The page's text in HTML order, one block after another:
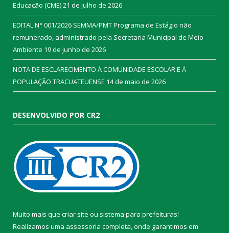
Educação (CME)21 de julho de 2026
EDITAL N° 001/2026 SEMMA/PMT Programa de Estágio não
remunerado, administrado pela Secretaria Municipal de Meio
Ambiente 19 de junho de 2026
NOTA DE ESCLARECIMENTO À COMUNIDADE ESCOLAR E À
POPULAÇÃO TRACUATEUENSE 14 de maio de 2026
DESENVOLVIDO POR CR2
Muito mais que criar site ou sistema para prefeituras!
Realizamos uma assessoria completa, onde garantimos em